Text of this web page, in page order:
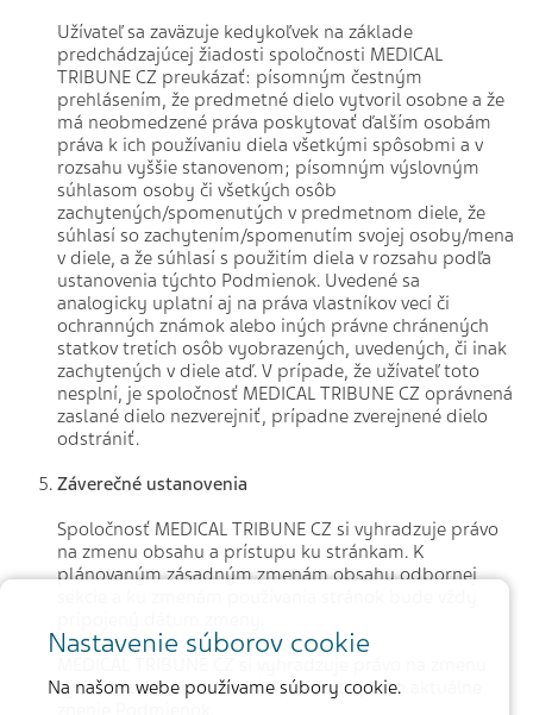
Užívateľ sa zaväzuje kedykoľvek na základe
predchádzajúcej žiadosti spoločnosti MEDICAL
TRIBUNE CZ preukázať: písomným čestným
prehlásením, že predmetné dielo vytvoril osobne a že
má neobmedzené práva poskytovať ďalším osobám
práva k ich používaniu diela všetkými spôsobmi a v
rozsahu vyššie stanovenom; písomným výslovným
súhlasom osoby či všetkých osôb
zachytených/spomenutých v predmetnom diele, že
súhlasí so zachytením/spomenutím svojej osoby/mena
v diele, a že súhlasí s použitím diela v rozsahu podľa
ustanovenia týchto Podmienok. Uvedené sa
analogicky uplatní aj na práva vlastníkov vecí či
ochranných známok alebo iných právne chránených
statkov tretích osôb vyobrazených, uvedených, či inak
zachytených v diele atď. V prípade, že užívateľ toto
nesplní, je spoločnosť MEDICAL TRIBUNE CZ oprávnená
zaslané dielo nezverejniť, prípadne zverejnené dielo
odstrániť.
Záverečné ustanovenia
Spoločnosť MEDICAL TRIBUNE CZ si vyhradzuje právo
na zmenu obsahu a prístupu ku stránkam. K
plánovaným zásadným zmenám obsahu odbornej
týchto Podmienok. Prosím, sledujte preto aktuálne
Nastavenie súborov cookie
Na našom webe používame súbory cookie.